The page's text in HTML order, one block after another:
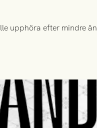
upphöra efter mindre